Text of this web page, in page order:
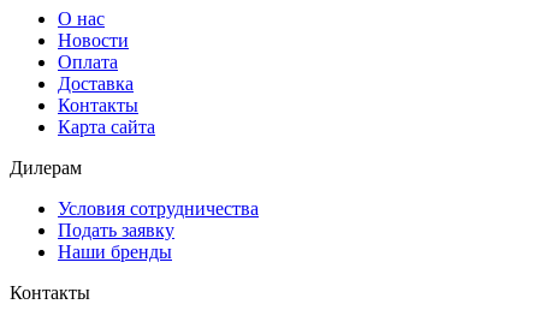
О нас
Новости
Оплата
Доставка
Контакты
Карта сайта
Дилерам
Условия сотрудничества
Подать заявку
Наши бренды
Контакты